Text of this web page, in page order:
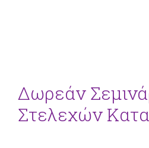
Δωρεάν
Στελεχών